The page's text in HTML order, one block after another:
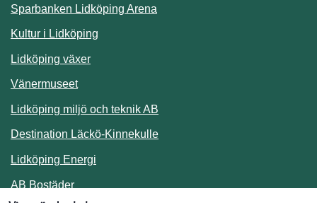
Sparbanken Lidköping Arena
Kultur i Lidköping
Lidköping växer
Vänermuseet
Lidköping miljö och teknik AB
Destination Läckö-KinnekulleLänk till annan webbplats.
Lidköping Energi
AB BostäderLänk till annan webbplats.